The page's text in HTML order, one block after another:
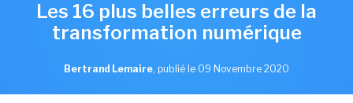
Les 16 plus belles erreurs de la
transformation numérique
Bertrand Lemaire, publié le 09 Novembre 2020